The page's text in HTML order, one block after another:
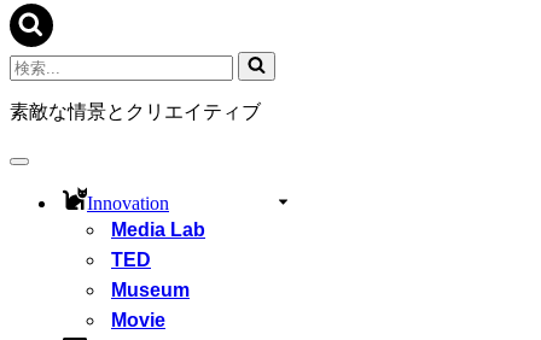
シ
ョ
ン
メ
ニ
ュ
検
索...
素敵な情景とクリエイティブ
ナ
Innovation
Media Lab
TED
Museum
Movie